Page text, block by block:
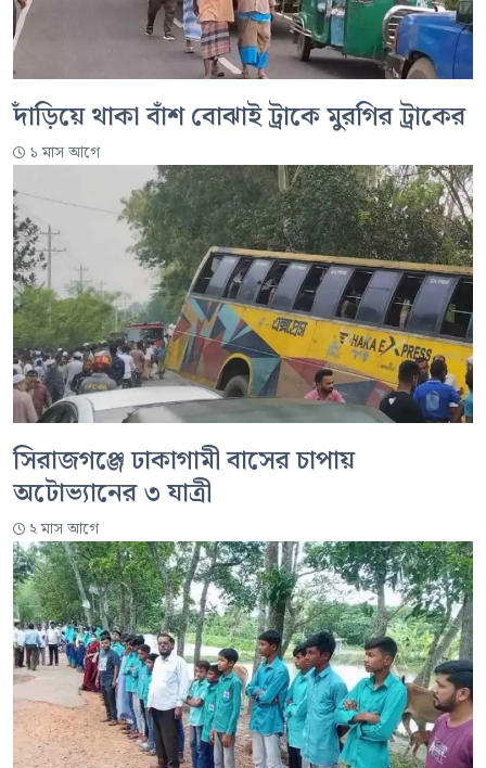
দাঁড়িয়ে থাকা বাঁশ বোঝাই ট্রাকে মুরগির ট্রাকের
১ মাস আগে
সিরাজগঞ্জে ঢাকাগামী বাসের চাপায়
অটোভ্যানের ৩ যাত্রী
২ মাস আগে